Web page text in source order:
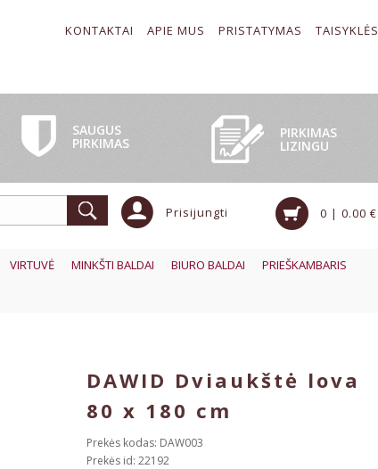
KONTAKTAI APIE MUS PRISTATYMAS TAISYKLĖS
SAUGUS
PIRKIMAS
PIRKIMAS
LIZINGU
Prisijungti 0 | 0.00 €
VIRTUVĖ MINKŠTI BALDAI BIURO BALDAI
PRIEŠKAMBARIS
DAWID Dviaukštė lova
80 x 180 cm
Prekės kodas: DAW003
Prekės id: 22192